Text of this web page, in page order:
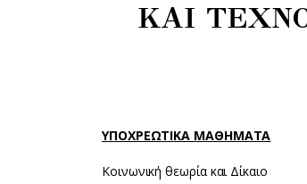
ΚΑΙ
ΥΠΟΧΡΕΩΤΙΚΑ ΜΑΘΗΜΑΤΑ
Κοινωνική θεωρία και Δίκαιο